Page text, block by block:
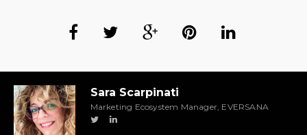
Sara Scarpinati
Marketing Ecosystem Manager, EVERSANA